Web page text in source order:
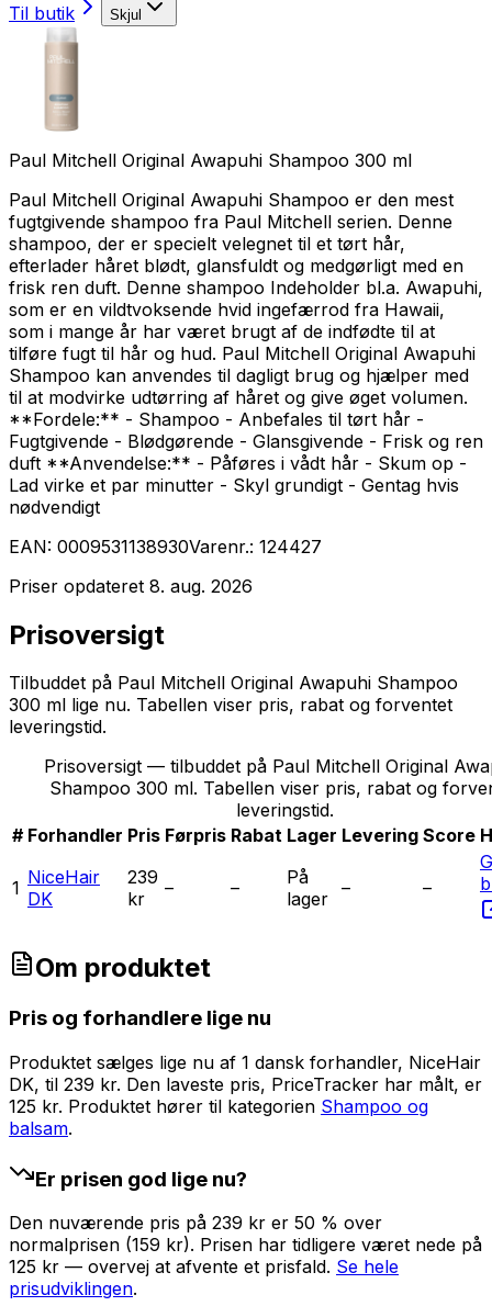
Til butik
Skjul
Paul Mitchell Original Awapuhi Shampoo 300 ml
Paul Mitchell Original Awapuhi Shampoo er den mest
fugtgivende shampoo fra Paul Mitchell serien. Denne
shampoo, der er specielt velegnet til et tørt hår,
efterlader håret blødt, glansfuldt og medgørligt med en
frisk ren duft. Denne shampoo Indeholder bl.a. Awapuhi,
som er en vildtvoksende hvid ingefærrod fra Hawaii,
som i mange år har været brugt af de indfødte til at
tilføre fugt til hår og hud. Paul Mitchell Original Awapuhi
Shampoo kan anvendes til dagligt brug og hjælper med
til at modvirke udtørring af håret og give øget volumen.
**Fordele:** - Shampoo - Anbefales til tørt hår -
Fugtgivende - Blødgørende - Glansgivende - Frisk og ren
duft **Anvendelse:** - Påføres i vådt hår - Skum op -
Lad virke et par minutter - Skyl grundigt - Gentag hvis
nødvendigt
EAN: 0009531138930Varenr.: 124427
Priser opdateret 8. aug. 2026
Prisoversigt
Tilbuddet på Paul Mitchell Original Awapuhi Shampoo
300 ml lige nu. Tabellen viser pris, rabat og forventet
leveringstid.
Prisoversigt — tilbuddet på Paul Mitchell Original
Shampoo 300 ml. Tabellen viser pris, rabat og
leveringstid.
# Forhandler Pris Førpris Rabat Lager Levering Score
1 NiceHair
DK
239
kr
– –
På
lager – –
Om produktet
Pris og forhandlere lige nu
Produktet sælges lige nu af 1 dansk forhandler, NiceHair
DK, til 239 kr. Den laveste pris, PriceTracker har målt, er
125 kr. Produktet hører til kategorien Shampoo og
balsam.
Er prisen god lige nu?
Den nuværende pris på 239 kr er 50 % over
normalprisen (159 kr). Prisen har tidligere været nede på
125 kr — overvej at afvente et prisfald. Se hele
prisudviklingen.